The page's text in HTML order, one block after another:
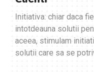
Initiativa: chiar daca
intotdeauna solutii
aceea, stimulam
solutii care sa se